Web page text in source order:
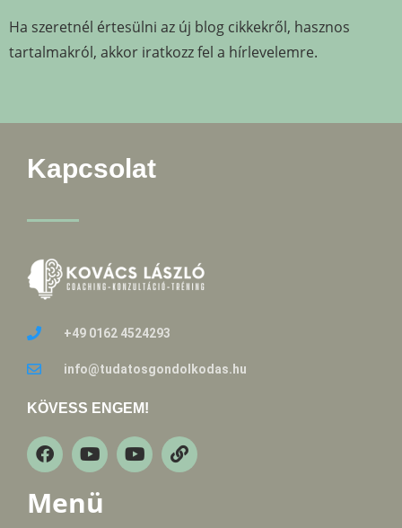
Ha szeretnél értesülni az új blog cikkekről, hasznos
tartalmakról, akkor iratkozz fel a hírlevelemre.
Kapcsolat
+49 0162 4524293
info@tudatosgondolkodas.hu
KÖVESS ENGEM!
Menü